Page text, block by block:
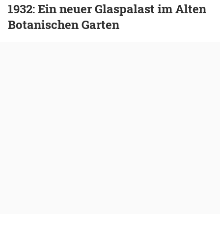
1932: Ein neuer Glaspalast im Alten
Botanischen Garten